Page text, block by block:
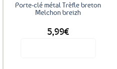
Porte-clé métal Trèfle breton
Melchon breizh
5,99€